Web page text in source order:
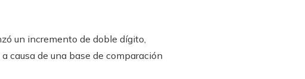
un incremento de doble dígito,
causa de una base de comparación